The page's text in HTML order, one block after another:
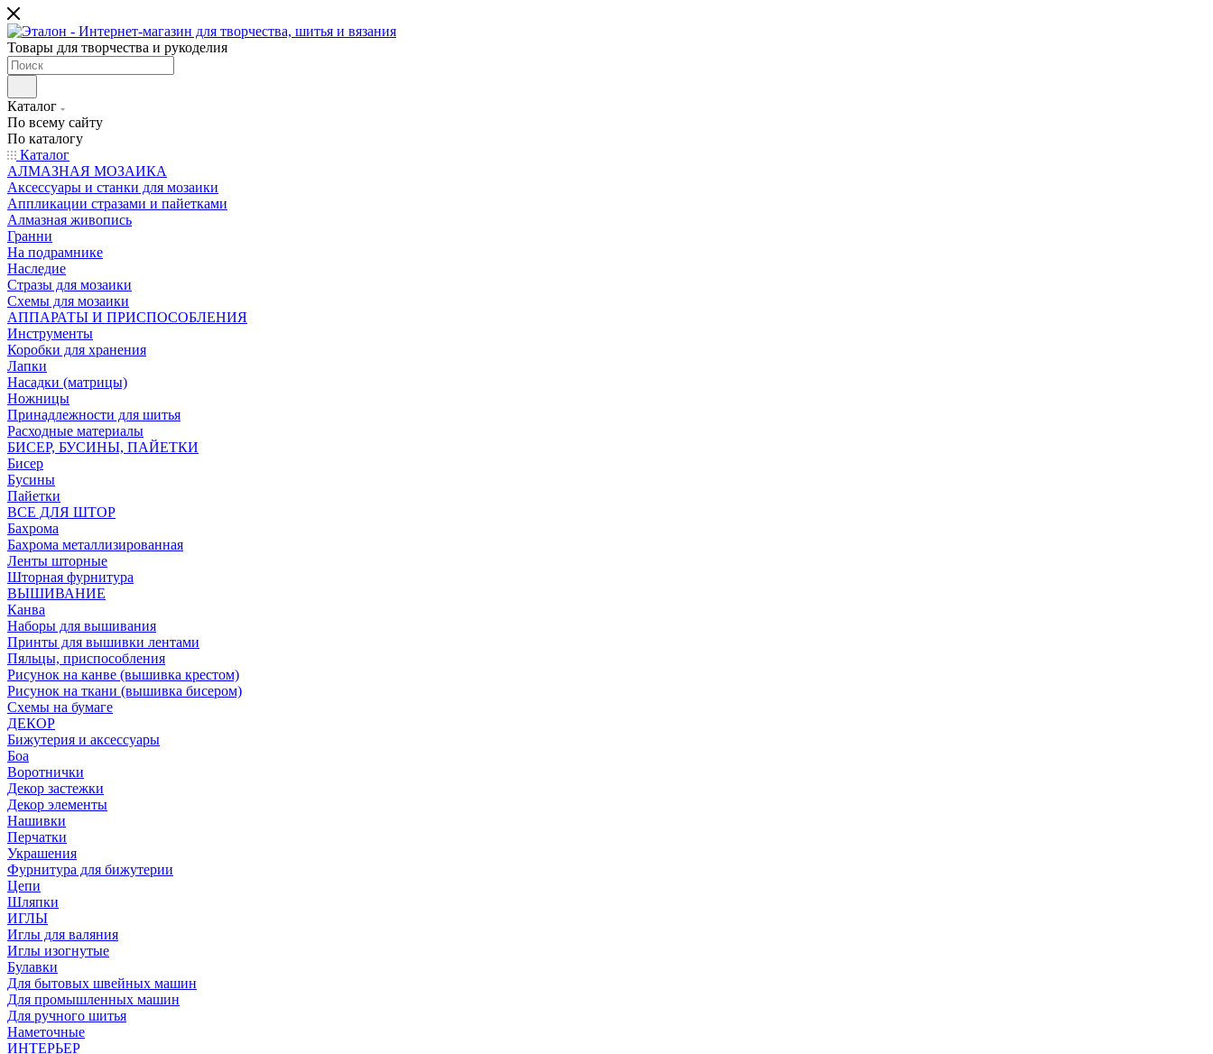
Товары для творчества и рукоделия
Каталог
По всему сайту
По каталогу
Каталог
АЛМАЗНАЯ МОЗАИКА
Аксессуары и станки для мозаики
Аппликации стразами и пайетками
Алмазная живопись
Гранни
На подрамнике
Наследие
Стразы для мозаики
Схемы для мозаики
АППАРАТЫ И ПРИСПОСОБЛЕНИЯ
Инструменты
Коробки для хранения
Лапки
Насадки (матрицы)
Ножницы
Принадлежности для шитья
Расходные материалы
БИСЕР, БУСИНЫ, ПАЙЕТКИ
Бисер
Бусины
Пайетки
ВСЕ ДЛЯ ШТОР
Бахрома
Бахрома металлизированная
Ленты шторные
Шторная фурнитура
ВЫШИВАНИЕ
Канва
Наборы для вышивания
Принты для вышивки лентами
Пяльцы, приспособления
Рисунок на канве (вышивка крестом)
Рисунок на ткани (вышивка бисером)
Схемы на бумаге
ДЕКОР
Бижутерия и аксессуары
Боа
Воротнички
Декор застежки
Декор элементы
Нашивки
Перчатки
Украшения
Фурнитура для бижутерии
Цепи
Шляпки
ИГЛЫ
Иглы для валяния
Иглы изогнутые
Булавки
Для бытовых швейных машин
Для промышленных машин
Для ручного шитья
Наметочные
ИНТЕРЬЕР